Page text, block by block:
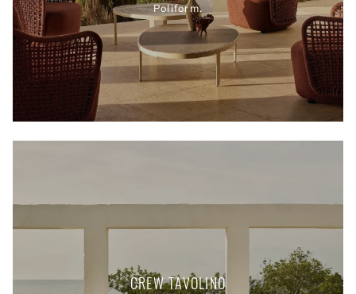
Poliform.
CREW TAVOLINO